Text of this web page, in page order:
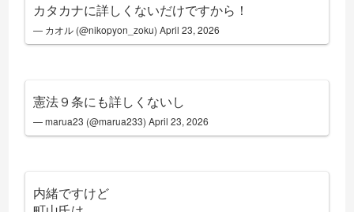
カタカナに詳しくないだけですから！
— カオル (@nikopyon_zoku)April 23, 2026
憲法９条にも詳しくないし
— marua23 (@marua233)April 23, 2026
内緒ですけど